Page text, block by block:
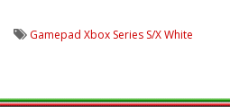
Gamepad Xbox Series S/X White